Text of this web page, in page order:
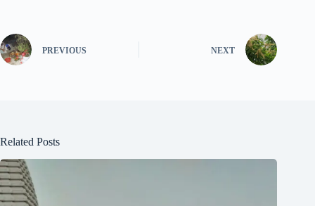
PREVIOUS NEXT
Related Posts